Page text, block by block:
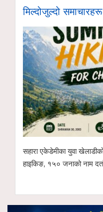
मिल्दोजुल्दो समाचारहरू
सहारा एकेडेमीका युवा
हाइकिङ, १५० जनाको नाम